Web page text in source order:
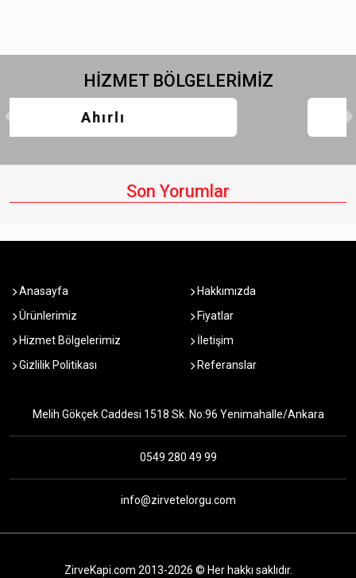
HİZMET BÖLGELERİMİZ
Son Yorumlar
Anasayfa
Hakkımızda
Ürünlerimiz
Fiyatlar
Hizmet Bölgelerimiz
İletişim
Gizlilik Politikası
Referanslar
Melih Gökçek Caddesi 1518 Sk. No:96 Yenimahalle/Ankara
0549 280 49 99
info@zirvetelorgu.com
ZirveKapi.com 2013-2026 © Her hakkı saklıdır.